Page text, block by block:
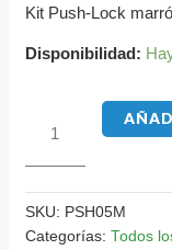
Kit Push-Lock
Disponibilidad:
SKU: PSH05M
Categorías:Todos